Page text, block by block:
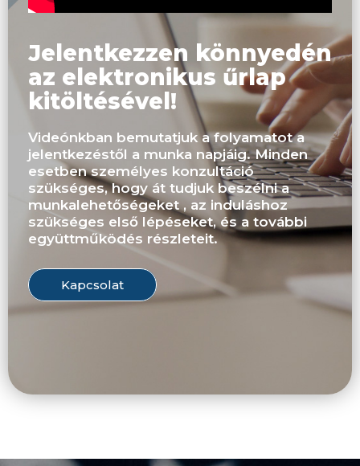
Jelentkezzen könnyedén
az elektronikus űrlap
kitöltésével!
Videónkban bemutatjuk a folyamatot a
jelentkezéstől a munka napjáig. Minden
esetben személyes konzultáció
szükséges, hogy át tudjuk beszélni a
munkalehetőségeket , az induláshoz
szükséges első lépéseket, és a további
együttműködés részleteit.
Kapcsolat